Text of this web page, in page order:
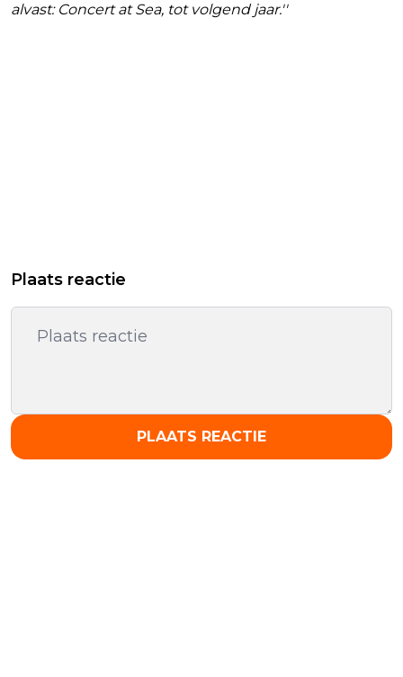
alvast: Concert at Sea, tot volgend jaar.''
Plaats reactie
PLAATS REACTIE